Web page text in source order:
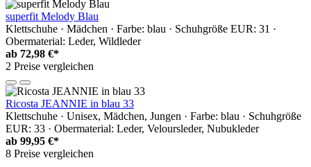
superfit Melody Blau
Klettschuhe · Mädchen · Farbe: blau · Schuhgröße EUR: 31 ·
Obermaterial: Leder, Wildleder
ab 72,98 €*
2 Preise vergleichen
Ricosta JEANNIE in blau 33
Klettschuhe · Unisex, Mädchen, Jungen · Farbe: blau · Schuhgröße
EUR: 33 · Obermaterial: Leder, Veloursleder, Nubukleder
ab 99,95 €*
8 Preise vergleichen